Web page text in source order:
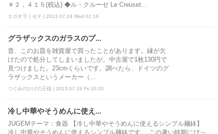
￥２，４１５(税込) ◆ル・クルーゼ Le Creuset...
エガオヲミセテ | 2013.07.24 Wed 01:16
グラザックスのガラスのプ...
昔、このお皿を雑貨屋で買ったことがあります。縁が欠
けたので処分してしまいましたが。中古屋で1枚130円で
見つけました。23cmくらいです。調べたら、ドイツのグ
ラザックスというメーカー（...
つぐみのひげの王様 | 2013.07.19 Fri 10:20
冷し中華やそうめんに使え...
JUGEMテーマ：食器 【冷し中華やそうめんに使えるシンプル麺鉢】
冷し中華やそうめんに使えるシンプル麺鉢です。 この暑い時期にぴっ